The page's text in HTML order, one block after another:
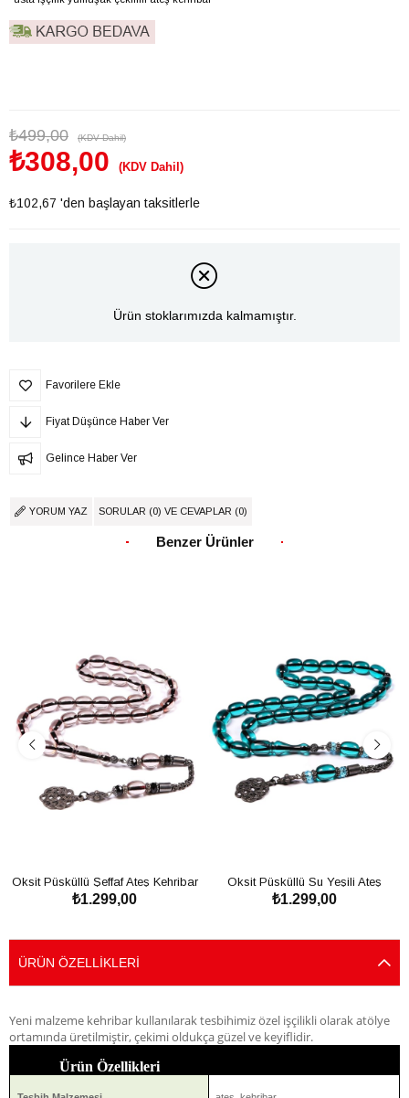
₺499,00 (KDV Dahil)
₺308,00 (KDV Dahil)
₺102,67 'den başlayan taksitlerle
Ürün stoklarımızda kalmamıştır.
Favorilere Ekle
Fiyat Düşünce Haber Ver
Gelince Haber Ver
YORUM YAZ SORULAR (0) VE CEVAPLAR (0)
Benzer Ürünler
Oksit Püsküllü Şeffaf Ateş Kehribar
Tesbih
₺1.299,00
Oksit Püsküllü Su Yeşili Ateş
Kehribar Tesbih
₺1.299,00
ÜRÜN ÖZELLIKLERI
Yeni malzeme kehribar kullanılarak tesbihimiz özel işçilikli olarak atölye
ortamında üretilmiştir, çekimi oldukça güzel ve keyiflidir.
Ürün Özellikleri